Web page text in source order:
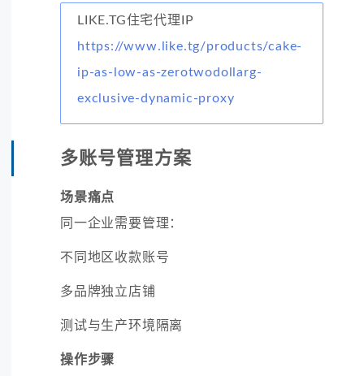
LIKE.TG住宅代理IP
https://www.like.tg/products/cake-
ip-as-low-as-zerotwodollarg-
exclusive-dynamic-proxy
多账号管理方案
场景痛点
同一企业需要管理：
不同地区收款账号
多品牌独立店铺
测试与生产环境隔离
操作步骤